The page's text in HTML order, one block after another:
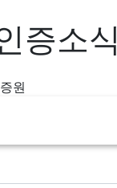
증소식
원